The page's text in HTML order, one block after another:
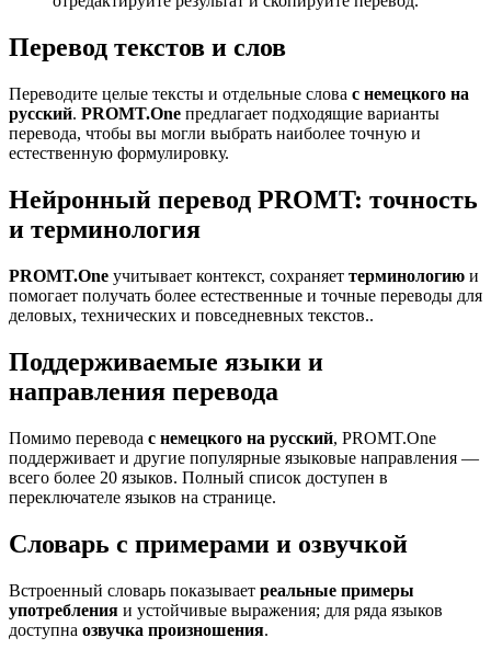
Перевод текстов и слов
Переводите целые тексты и отдельные слова с немецкого на
русский. PROMT.One предлагает подходящие варианты
перевода, чтобы вы могли выбрать наиболее точную и
естественную формулировку.
Нейронный перевод PROMT: точность
и терминология
PROMT.One учитывает контекст, сохраняет терминологию и
помогает получать более естественные и точные переводы для
деловых, технических и повседневных текстов..
Поддерживаемые языки и
направления перевода
Помимо перевода с немецкого на русский, PROMT.One
поддерживает и другие популярные языковые направления —
всего более 20 языков. Полный список доступен в
переключателе языков на странице.
Словарь с примерами и озвучкой
Встроенный словарь показывает реальные примеры
употребления и устойчивые выражения; для ряда языков
доступна озвучка произношения.